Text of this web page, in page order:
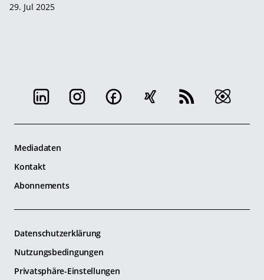
29. Jul 2025
Mediadaten
Kontakt
Abonnements
Datenschutzerklärung
Nutzungsbedingungen
Privatsphäre-Einstellungen